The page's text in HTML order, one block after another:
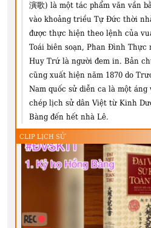
演歌) là một tác phẩm văn vần
vào khoảng triều Tự Đức thời
được thực hiện theo lệnh của
Toái biên soạn, Phan Đình
Huy Trứ là người đem in. Bản
cũng xuất hiện năm 1870 do
Nam quốc sử diễn ca là một
chép lịch sử dân Việt từ Kinh
Bàng đến hết nhà Lê.
CLIP LỊCH SỬ